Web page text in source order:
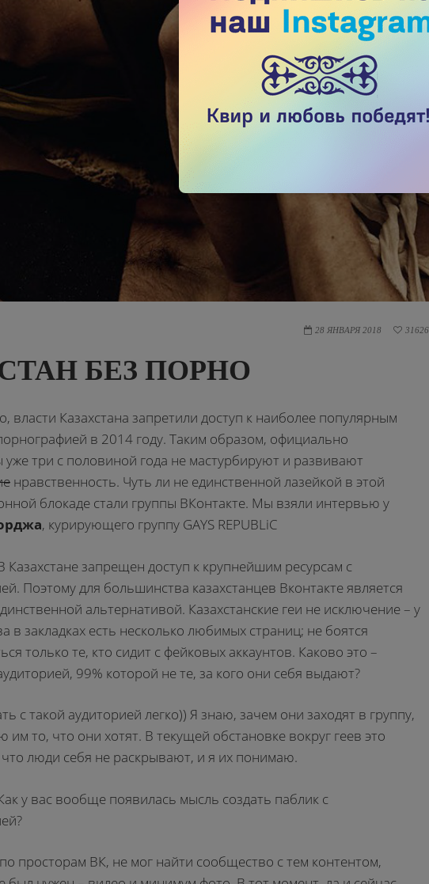
28 ЯНВАРЯ 2018 31626
БЕЗ ПОРНО
власти Казахстана запретили доступ к наиболее популярным
в 2014 году. Таким образом, официально
уже три с половиной года не мастурбируют и развивают
нравственность. Чуть ли не единственной лазейкой в этой
блокаде стали группы ВКонтакте. Мы взяли интервью у
, курирующего группу GAYS REPUBLiC
Казахстане запрещен доступ к крупнейшим ресурсам с
Поэтому для большинства казахстанцев Вконтакте является
альтернативой. Казахстанские геи не исключение – у
в закладках есть несколько любимых страниц; не боятся
только те, кто сидит с фейковых аккаунтов. Каково это –
99% которой не те, за кого они себя выдают?
с такой аудиторией легко)) Я знаю, зачем они заходят в группу,
им то, что они хотят. В текущей обстановке вокруг геев это
люди себя не раскрывают, и я их понимаю.
у вас вообще появилась мысль создать паблик с
просторам ВК, не мог найти сообщество с тем контентом,